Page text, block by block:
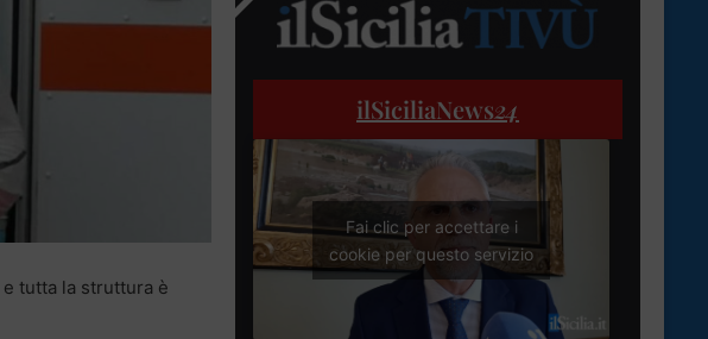
e tutta la struttura è
ilSiciliaNews24
Fai clic per accettare i
cookie per questo servizio